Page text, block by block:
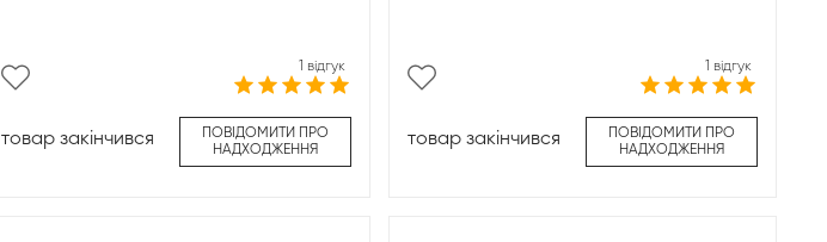
1 відгук
товар закінчився
ПОВІДОМИТИ ПРО
НАДХОДЖЕННЯ
1 відгук
товар закінчився
ПОВІДОМИТИ ПРО
НАДХОДЖЕННЯ